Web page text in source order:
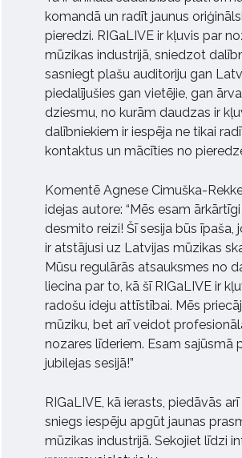
komandā un radīt jaunus
pieredzi. RIGaLIVE ir kļuvis par
mūzikas industrijā, sniedzot
sasniegt plašu auditoriju gan
piedalījušies gan vietējie, gan
dziesmu, no kurām daudzas ir
dalībniekiem ir iespēja ne tikai
kontaktus un mācīties no
Komentē Agnese Cimuška-
idejas autore: “Mēs esam
desmito reizi! Šī sesija būs
ir atstājusi uz Latvijas mūzikas
Mūsu regulārās atsauksmes no
liecina par to, kā šī RIGaLIVE ir
radošu ideju attīstībai. Mēs
mūziku, bet arī veidot
nozares līderiem. Esam sajūsmā
jubilejas sesijā!”
RIGaLIVE, kā ierasts, piedāvās
sniegs iespēju apgūt jaunas
mūzikas industrijā. Sekojiet līdzi